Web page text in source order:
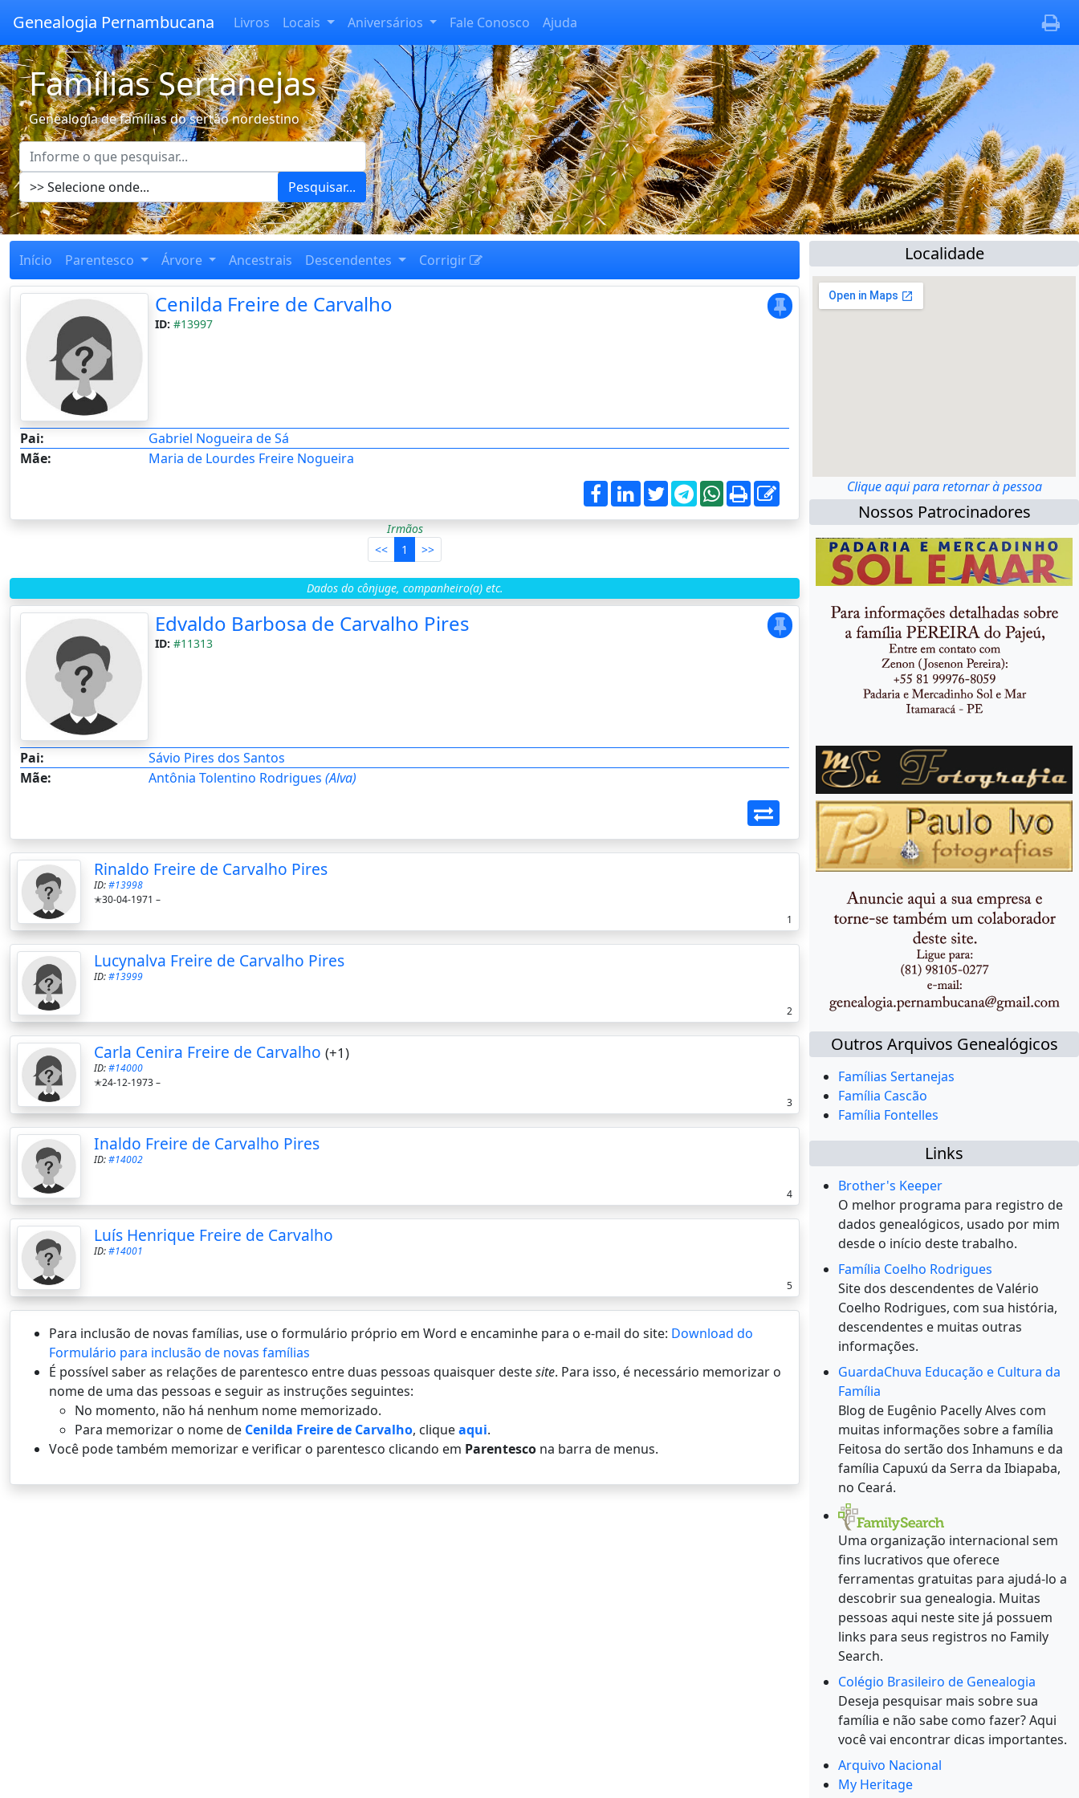
Genealogia Pernambucana Livros Locais Aniversários Fale Conosco Ajuda
Famílias Sertanejas
Genealogia de famílias do sertão nordestino
Pesquisar...
Início Parentesco Árvore Ancestrais Descendentes Corrigir
Cenilda Freire de Carvalho
ID: #13997
Pai:
Gabriel Nogueira de Sá
Mãe:
Maria de Lourdes Freire Nogueira
Irmãos
<<
1 >>
Dados do cônjuge, companheiro(a) etc.
Edvaldo Barbosa de Carvalho Pires
ID: #11313
Pai:
Sávio Pires dos Santos
Mãe:
Antônia Tolentino Rodrigues (Alva)
Rinaldo Freire de Carvalho Pires
ID:#13998
✭30-04-1971 –
1
Lucynalva Freire de Carvalho Pires
ID:#13999
2
Carla Cenira Freire de Carvalho (+1)
ID:#14000
✭24-12-1973 –
3
Inaldo Freire de Carvalho Pires
ID:#14002
4
Luís Henrique Freire de Carvalho
ID:#14001
5
Para inclusão de novas famílias, use o formulário próprio em Word e encaminhe para o e-mail do site: Download do
Formulário para inclusão de novas famílias
É possí­vel saber as relações de parentesco entre duas pessoas quaisquer destesite. Para isso, é necessário memorizar o
nome de uma das pessoas e seguir as instruções seguintes:
No momento, não há nenhum nome memorizado.
Para memorizar o nome de Cenilda Freire de Carvalho, cliqueaqui.
Você pode também memorizar e verificar o parentesco clicando em Parentesco na barra de menus.
Localidade
Clique aqui para retornar à pessoa
Nossos Patrocinadores
Outros Arquivos Genealógicos
Famílias Sertanejas
Família Cascão
Família Fontelles
Links
Brother's Keeper
O melhor programa para registro de
dados genealógicos, usado por mim
desde o início deste trabalho.
Família Coelho Rodrigues
Site dos descendentes de Valério
Coelho Rodrigues, com sua história,
descendentes e muitas outras
informações.
GuardaChuva Educação e Cultura da
Família
Blog de Eugênio Pacelly Alves com
muitas informações sobre a família
Feitosa do sertão dos Inhamuns e da
família Capuxú da Serra da Ibiapaba,
no Ceará.
Uma organização internacional sem
fins lucrativos que oferece
ferramentas gratuitas para ajudá-lo a
descobrir sua genealogia. Muitas
pessoas aqui neste site já possuem
links para seus registros no Family
Search.
Colégio Brasileiro de Genealogia
Deseja pesquisar mais sobre sua
família e não sabe como fazer? Aqui
você vai encontrar dicas importantes.
Arquivo Nacional
My Heritage